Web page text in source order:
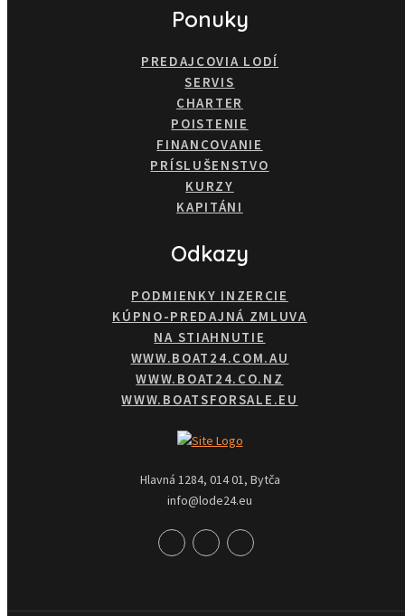
Ponuky
PREDAJCOVIA LODÍ
SERVIS
CHARTER
POISTENIE
FINANCOVANIE
PRÍSLUŠENSTVO
KURZY
KAPITÁNI
Odkazy
PODMIENKY INZERCIE
KÚPNO-PREDAJNÁ ZMLUVA
NA STIAHNUTIE
WWW.BOAT24.COM.AU
WWW.BOAT24.CO.NZ
WWW.BOATSFORSALE.EU
Hlavná 1284, 014 01, Bytča
info@lode24.eu